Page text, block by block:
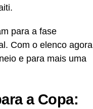
para a fase
Com o elenco agora
e para mais uma
a Copa: